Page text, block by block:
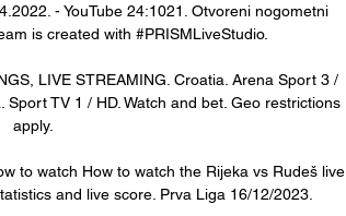
- YouTube 24:1021. Otvoreni nogometni
is created with #PRISMLiveStudio.
LIVE STREAMING. Croatia. Arena Sport 3 /
Sport TV 1 / HD. Watch and bet. Geo restrictions
apply.
to watch How to watch the Rijeka vs Rudeš live
and live score. Prva Liga 16/12/2023.